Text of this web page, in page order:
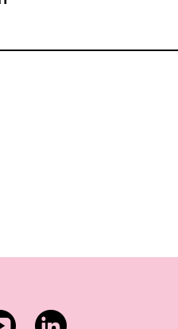
LinkedIn